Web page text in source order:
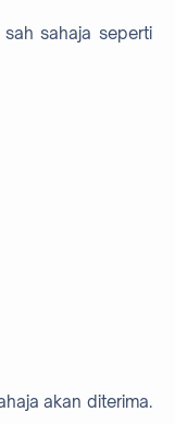
sahaja seperti
akan diterima.